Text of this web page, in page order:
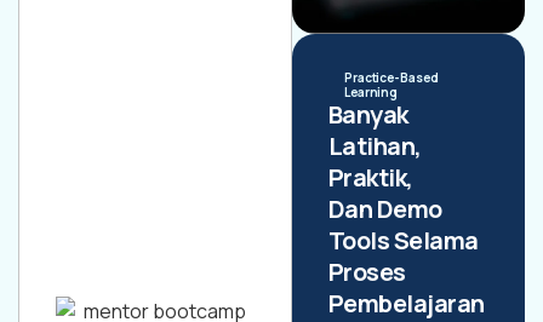
Practice-Based
Learning
Banyak
Latihan,
Praktik,
Dan Demo
Tools Selama
Proses
Pembelajaran